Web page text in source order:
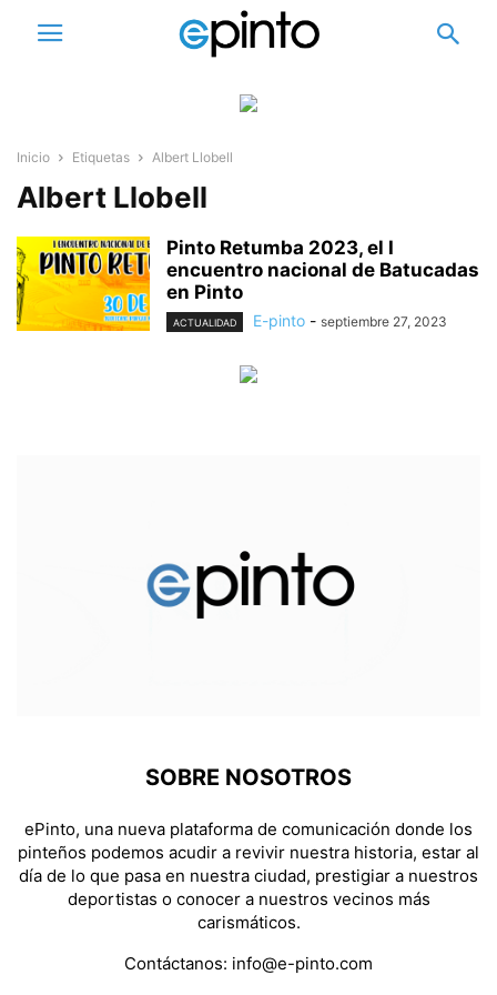
Inicio Etiquetas Albert Llobell
Albert Llobell
Pinto Retumba 2023, el I
encuentro nacional de Batucadas
en Pinto
ACTUALIDAD E-pinto - septiembre 27, 2023
SOBRE NOSOTROS
ePinto, una nueva plataforma de comunicación donde los
pinteños podemos acudir a revivir nuestra historia, estar al
día de lo que pasa en nuestra ciudad, prestigiar a nuestros
deportistas o conocer a nuestros vecinos más
carismáticos.
Contáctanos: info@e-pinto.com